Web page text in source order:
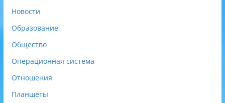
Новости
Образование
Общество
Операционная система
Отношения
Планшеты